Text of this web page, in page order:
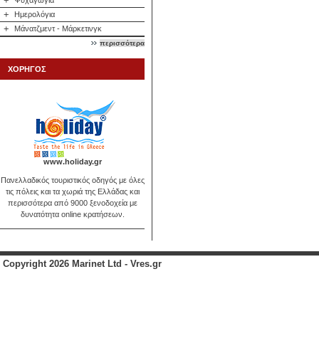
+ Ημερολόγια
+ Μάνατζμεντ - Μάρκετινγκ
περισσότερα
ΧΟΡΗΓΟΣ
www.holiday.gr
Πανελλαδικός τουριστικός οδηγός με όλες
τις πόλεις και τα χωριά της Ελλάδας και
περισσότερα από 9000 ξενοδοχεία με
δυνατότητα online κρατήσεων.
Copyright 2026 Marinet Ltd - Vres.gr